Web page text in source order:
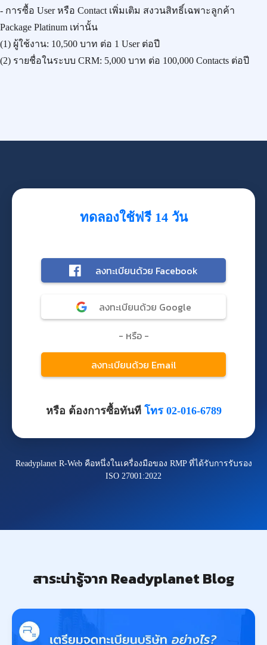
- การซื้อ User หรือ Contact เพิ่มเติม สงวนสิทธิ์เฉพาะลูกค้า
Package Platinum เท่านั้น
(1) ผู้ใช้งาน: 10,500 บาท ต่อ 1 User ต่อปี
(2) รายชื่อในระบบ CRM: 5,000 บาท ต่อ 100,000 Contacts ต่อปี
ทดลองใช้ฟรี 14 วัน
หรือ ต้องการซื้อทันที โทร 02-016-6789
Readyplanet R-Web คือหนึ่งในเครื่องมือของ RMP ที่ได้รับการรับรอง
ISO 27001:2022
สาระน่ารู้จาก Readyplanet Blog